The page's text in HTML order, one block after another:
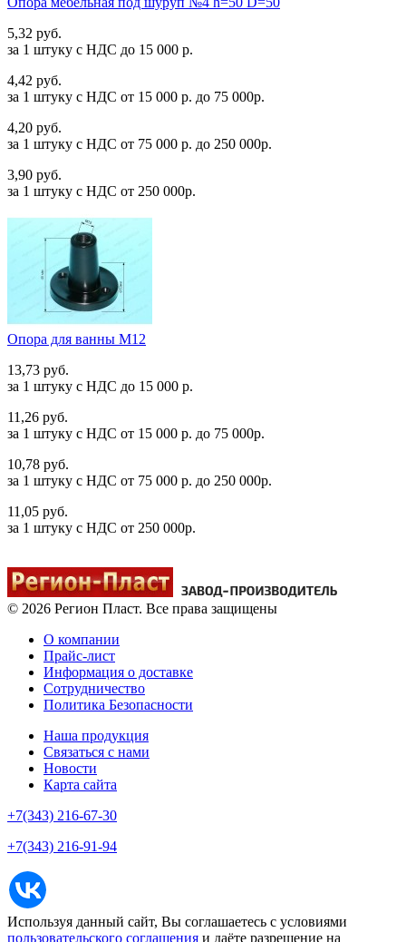
5,32 руб.
за 1 штуку c НДС до 15 000 р.
4,42 руб.
за 1 штуку c НДС от 15 000 р. до 75 000р.
4,20 руб.
за 1 штуку c НДС от 75 000 р. до 250 000р.
3,90 руб.
за 1 штуку c НДС от 250 000р.
Опора для ванны М12
13,73 руб.
за 1 штуку c НДС до 15 000 р.
11,26 руб.
за 1 штуку c НДС от 15 000 р. до 75 000р.
10,78 руб.
за 1 штуку c НДС от 75 000 р. до 250 000р.
11,05 руб.
за 1 штуку c НДС от 250 000р.
© 2026 Регион Пласт. Все права защищены
О компании
Прайс-лист
Информация о доставке
Сотрудничество
Политика Безопасности
Наша продукция
Связаться с нами
Новости
Карта сайта
+7(343) 216-67-30
+7(343) 216-91-94
Используя данный сайт, Вы соглашаетесь с условиями
пользовательского соглашения и даёте разрешение на